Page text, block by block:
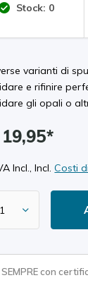
Stock: 0
varianti di
e rifinire
gli opali o
Incl., Incl.Costi
SEMPRE con